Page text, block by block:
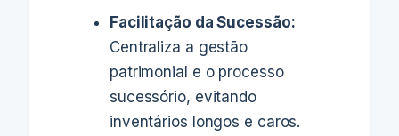
Facilitação da Sucessão:
Centraliza a gestão
patrimonial e o processo
sucessório, evitando
inventários longos e caros.